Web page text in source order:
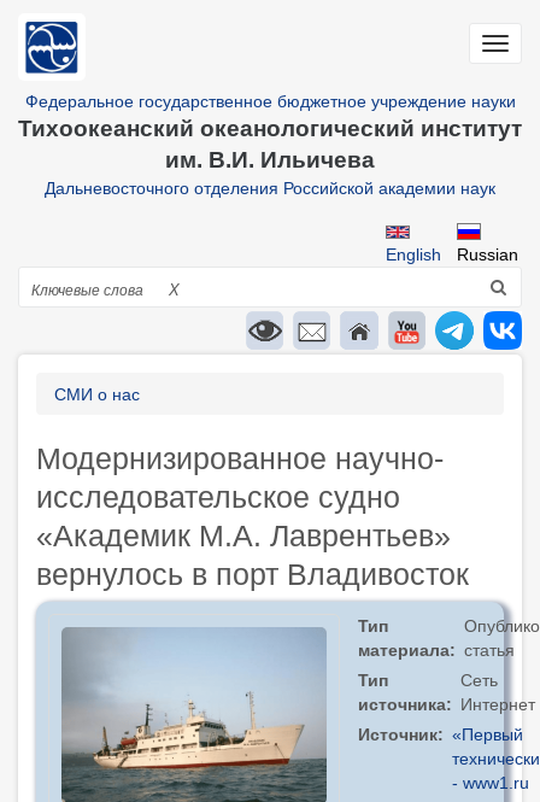
основному
Федеральное государственное бюджетное учреждение науки
Тихоокеанский океанологический институт
им. В.И. Ильичева
Дальневосточного отделения Российской академии наук
Russian
English
Поиск
X
Строка
СМИ о нас
Модернизированное научно-
исследовательское судно
«Академик М.А. Лаврентьев»
вернулось в порт Владивосток
Тип
материала
статья
Тип
источника
Сеть
Интернет
Источник
«Первый
- www1.ru